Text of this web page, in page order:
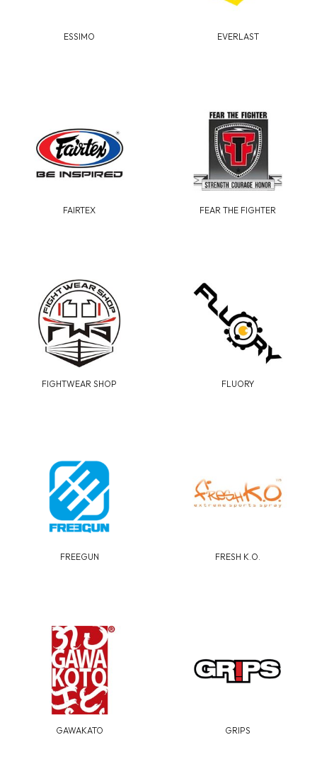
ESSIMO EVERLAST
FAIRTEX FEAR THE FIGHTER
FIGHTWEAR SHOP FLUORY
FREEGUN FRESH K.O.
GAWAKATO GRIPS